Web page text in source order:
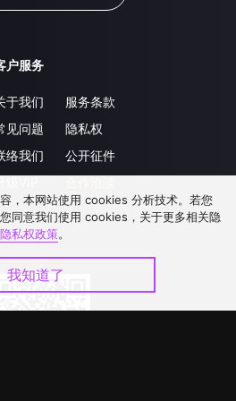
户服务
于我们
见问题
络我们
服务条款
隐私权
公开征件
，本网站使用 cookies 分析技术。若您
同意我们使用 cookies，关于更多相关隐
隐私权政策。
我知道了